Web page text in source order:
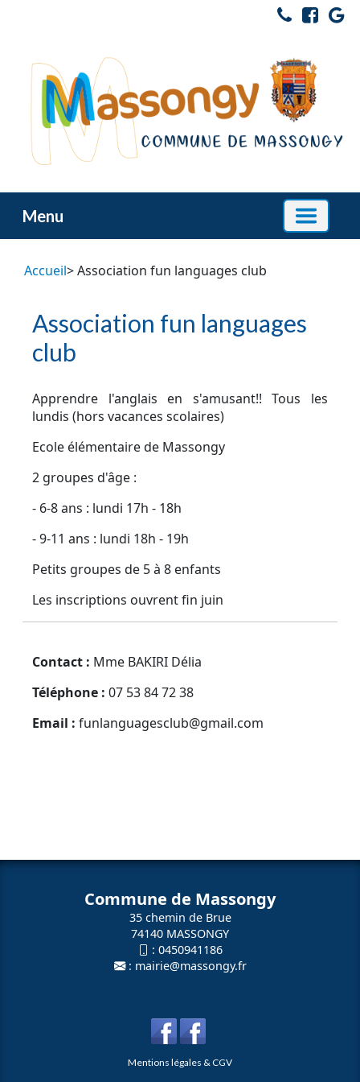
Menu
Accueil> Association fun languages club
Association fun languages
club
Apprendre l'anglais en s'amusant!! Tous les
lundis (hors vacances scolaires)
Ecole élémentaire de Massongy
2 groupes d'âge :
- 6-8 ans : lundi 17h - 18h
- 9-11 ans : lundi 18h - 19h
Petits groupes de 5 à 8 enfants
Les inscriptions ouvrent fin juin
Contact : Mme BAKIRI Délia
Téléphone : 07 53 84 72 38
Email : funlanguagesclub@gmail.com
Commune de Massongy
35 chemin de Brue
74140 MASSONGY
: 0450941186
: mairie@massongy.fr
Mentions légales & CGV